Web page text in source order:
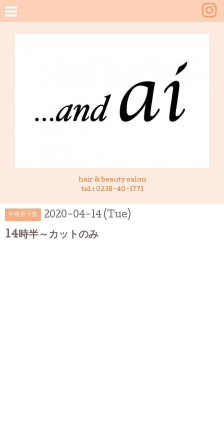
hair & beauty salon
tel : 0238-40-1771
午後若干数 2020-04-14 (Tue)
14時半～カットのみ